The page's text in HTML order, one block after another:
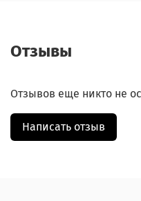
Отзывы
Отзывов еще никто не
Написать отзыв